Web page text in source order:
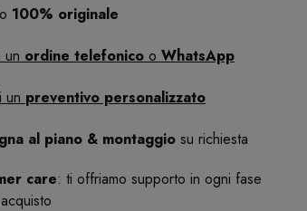
100% originale
un ordine telefonico o WhatsApp
un preventivo personalizzato
al piano & montaggio su richiesta
care: ti offriamo supporto in ogni fase